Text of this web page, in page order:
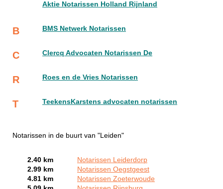
Aktie Notarissen Holland Rijnland
B BMS Netwerk Notarissen
C Clercq Advocaten Notarissen De
R Roes en de Vries Notarissen
T TeekensKarstens advocaten notarissen
Notarissen in de buurt van "Leiden"
2.40 km
Notarissen Leiderdorp
2.99 km
Notarissen Oegstgeest
4.81 km
Notarissen Zoeterwoude